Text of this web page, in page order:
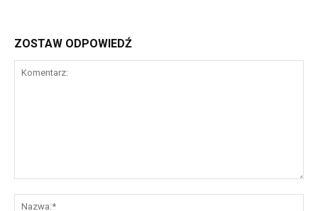
ZOSTAW ODPOWIEDŹ